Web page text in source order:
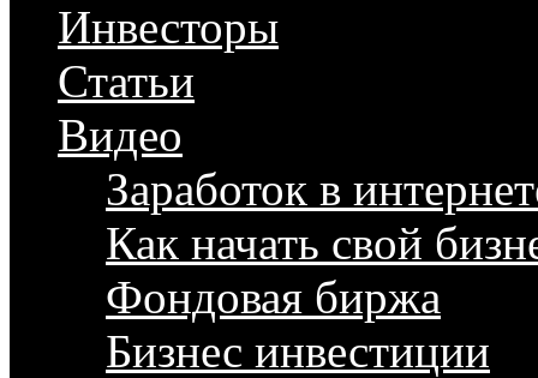
Инвесторы
Статьи
Видео
Заработок в
Как начать свой
Фондовая биржа
Бизнес инвестиции